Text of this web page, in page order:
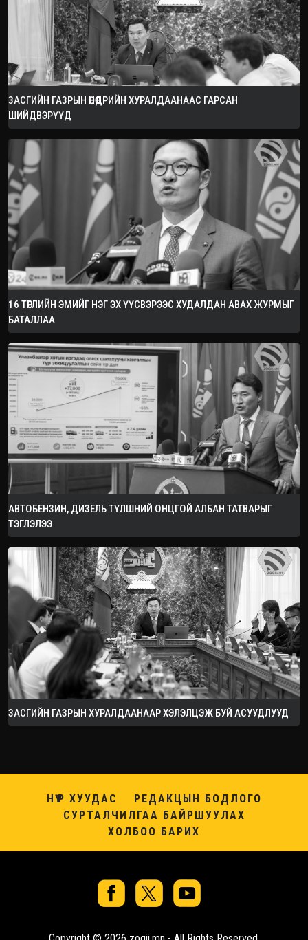
ЗАСГИЙН ГАЗРЫН ӨНӨӨДРИЙН ХУРАЛДААНААС ГАРСАН
ШИЙДВЭРҮҮД
16 ТӨРЛИЙН ЭМИЙГ НЭГ ЭХ ҮҮСВЭРЭЭС ХУДАЛДАН АВАХ ЖУРМЫГ
БАТАЛЛАА
АВТОБЕНЗИН, ДИЗЕЛЬ ТҮЛШНИЙ ОНЦГОЙ АЛБАН ТАТВАРЫГ
ТЭГЛЭЛЭЭ
ЗАСГИЙН ГАЗРЫН ХУРАЛДААНААР ХЭЛЭЛЦЭЖ БУЙ АСУУДЛУУД
НҮҮР ХУУДАС
РЕДАКЦЫН БОДЛОГО
СУРТАЛЧИЛГАА БАЙРШУУЛАХ
ХОЛБОО БАРИХ